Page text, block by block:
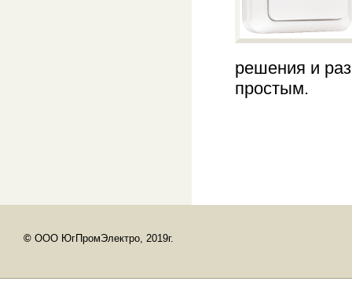
решения и
простым.
© ООО ЮгПромЭлектро, 2019г.